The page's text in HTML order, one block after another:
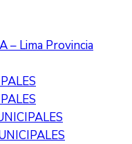
– Lima Provincia